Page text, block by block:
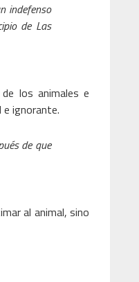
indefenso
de Las
los animales e
e ignorante.
de que
al animal, sino